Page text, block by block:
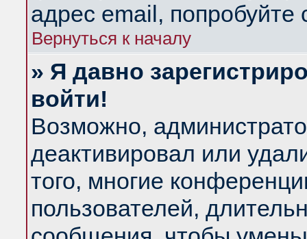
адрес email, попробуйте
Вернуться к началу
» Я давно
войти!
Возможно,
деактивировал или
того, многие
пользователей,